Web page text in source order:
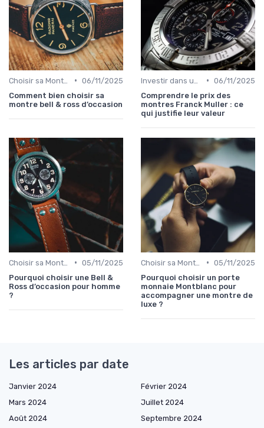
• 06/11/2025
Comment bien choisir sa
montre bell & ross d’occasion
• 06/11/2025
Comprendre le prix des
montres Franck Muller : ce
qui justifie leur valeur
• 05/11/2025
Pourquoi choisir une Bell &
Ross d’occasion pour homme
?
• 05/11/2025
Pourquoi choisir un porte
monnaie Montblanc pour
accompagner une montre de
luxe ?
Les articles par date
Janvier 2024
Février 2024
Mars 2024
Juillet 2024
Août 2024
Septembre 2024